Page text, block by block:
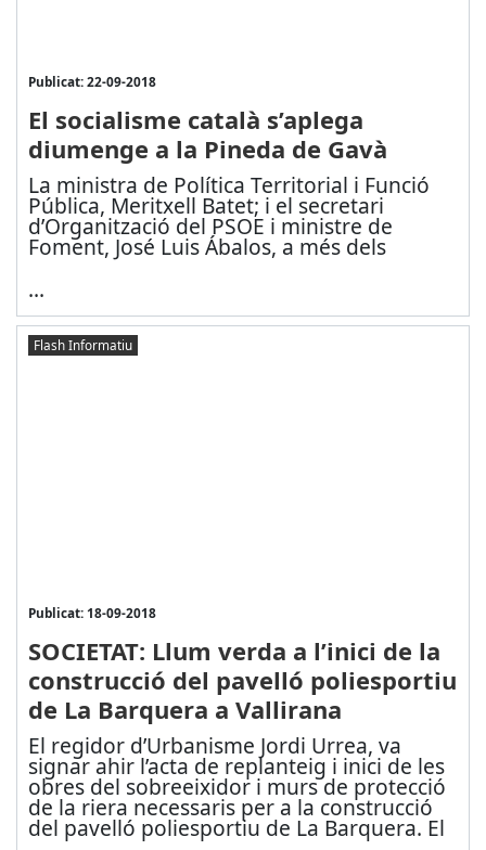
Publicat: 22-09-2018
El socialisme català s’aplega
diumenge a la Pineda de Gavà
La ministra de Política Territorial i Funció
Pública, Meritxell Batet; i el secretari
d’Organització del PSOE i ministre de
Foment, José Luis Ábalos, a més dels
...
Flash Informatiu
Publicat: 18-09-2018
SOCIETAT: Llum verda a l’inici de la
construcció del pavelló poliesportiu
de La Barquera a Vallirana
El regidor d’Urbanisme Jordi Urrea, va
signar ahir l’acta de replanteig i inici de les
obres del sobreeixidor i murs de protecció
de la riera necessaris per a la construcció
del pavelló poliesportiu de La Barquera. El